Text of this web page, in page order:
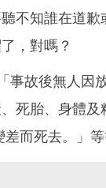
不知誰在道
，對嗎？
事故後無人
死胎、身體
而死去。」等